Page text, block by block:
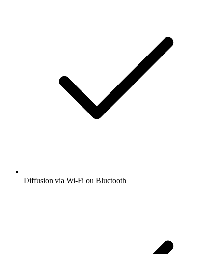
Diffusion via Wi-Fi ou Bluetooth